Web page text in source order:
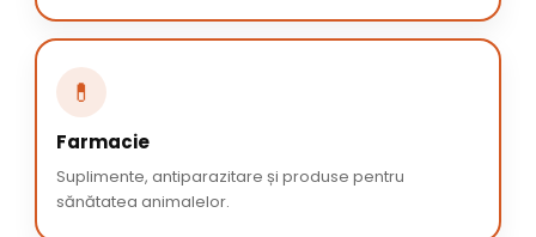
💊
Farmacie
Suplimente, antiparazitare și produse pentru
sănătatea animalelor.